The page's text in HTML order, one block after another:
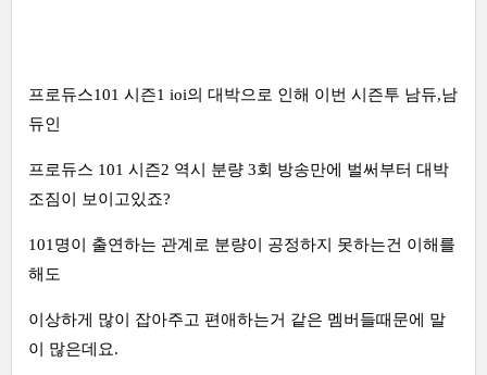
프로듀스101 시즌1 ioi의 대박으로 인해 이번 시즌투 남듀,남
듀인
프로듀스 101 시즌2 역시 분량 3회 방송만에 벌써부터 대박
조짐이 보이고있죠?
101명이 출연하는 관계로 분량이 공정하지 못하는건 이해를
해도
이상하게 많이 잡아주고 편애하는거 같은 멤버들때문에 말
이 많은데요.